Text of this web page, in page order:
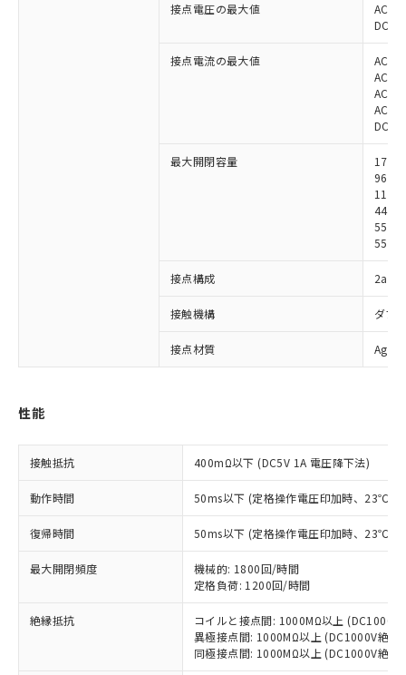
接点電圧の最大値
接点電流の最大値
AC:
AC:
AC:
AC:
DC:
最大開閉容量
接点構成 2a2b
接触機構 ダブ
接点材質 Ag合
性能
接触抵抗 400mΩ以下 (DC5V 1A 電圧降下法)
動作時間 50ms以下 (定格操作電圧印加時、23℃、
復帰時間 50ms以下 (定格操作電圧印加時、23℃、
最大開閉頻度
機械的: 1800回/時間
定格負荷: 1200回/時間
絶縁抵抗
コイルと接点間: 1000MΩ以上 (DC1000V
異極接点間: 1000MΩ以上 (DC1000V絶縁
同極接点間: 1000MΩ以上 (DC1000V絶縁
以下の条件をお読みいただき、同意のうえ
ご利用ください。
本サービスは、当社制御機器事業取扱
商品の当社在庫状況および標準価格
(税抜)を提供させていただくもので
当社制御機器事業取扱商品の中には、
本サービスの対象外となる商品もある
ことをご了承ください。
在庫状況および標準価格照会結果は、
記載している更新日時点での社内デー
対応済み：EU RoHS指令（10物質）の
非含有に対応した製品が提供可能な商品で
非含有に非対応の商品で、対応品を出す予
定はありません。
調査・確認中：EU RoHS指令（10物質）の
非含有の対応状況を調査中または確認中の
商品です。
非該当品：ライセンス料など無形物で、有
害物質有無と関係のない商品です。
仕入先様の事情により、非含有部品として
いたものが、含有品と判明した場合などや
むを得ず変更することがあります。
※1 中国RoHS○×表
「○」：最大均質材料含有率が中国RoHSの
基準値以下であることを示します。
「×」：最大均質材料含有率が中国RoHSの
基準値を超えていることを示します。
「－」：未確認です。当社販売部門へお問
当社は、これら貴社製品のうち、外国
為替および外国貿易法に定める商品
（以下｢規制貨物等」という）を輸出
または国外への提供する場合は、日本